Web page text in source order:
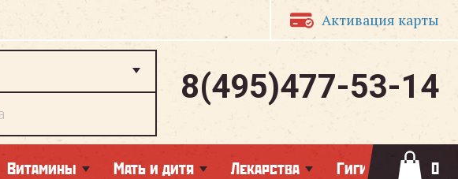
Активация карты
8(495)477-53-14
Витамины Мать и дитя Лекарства Гигиена 0